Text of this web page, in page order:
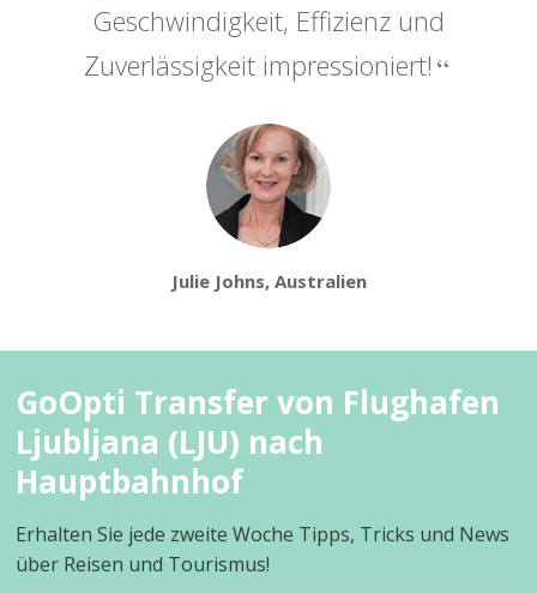
Geschwindigkeit, Effizienz und
Zuverlässigkeit impressioniert!
Julie Johns, Australien
GoOpti Transfer von Flughafen
Ljubljana (LJU) nach
Hauptbahnhof
Erhalten Sie jede zweite Woche Tipps, Tricks und News
über Reisen und Tourismus!